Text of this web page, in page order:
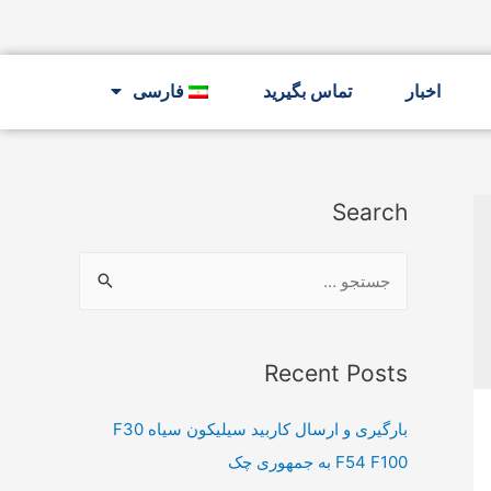
اخبار تماس بگیرید فارسی
Search
Recent Posts
بارگیری و ارسال کاربید سیلیکون سیاه F30
F54 F100 به جمهوری چک